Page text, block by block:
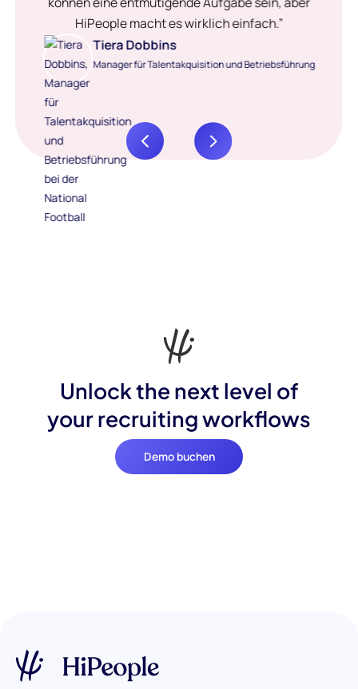
HiPeople macht es wirklich einfach.”
Tiera Dobbins
Manager für Talentakquisition und Betriebsführung
Unlock the next level of
your recruiting workflows
Demo buchen